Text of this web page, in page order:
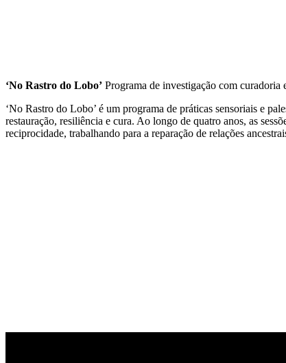
‘No Rastro do Lobo’ Programa de investigação com curadoria
‘No Rastro do Lobo’ é um programa de práticas sensoriais e
restauração, resiliência e cura. Ao longo de quatro anos, as
reciprocidade, trabalhando para a reparação de relações